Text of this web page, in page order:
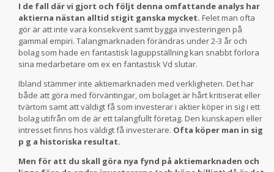
I de fall där vi gjort och följt denna omfattande analys har
aktierna nästan alltid stigit ganska mycket. Felet man ofta
gör är att inte vara konsekvent samt bygga investeringen på
gammal empiri. Talangmarknaden förändras under 2-3 år och
bolag som hade en fantastisk laguppställning kan snabbt förlora
sina medarbetare om ex en fantastisk Vd slutar.
Ibland stämmer inte aktiemarknaden med verkligheten. Det har
både att göra med förväntingar, om bolaget är hårt kritiserat eller
tvärtom samt att väldigt få som investerar i aktier köper in sig i ett
bolag utifrån om de är ett talangfullt företag. Den kunskapen eller
intresset finns hos väldigt få investerare. Ofta köper man in sig
p g a historiska resultat.
Men för att du skall göra nya fynd på aktiemarknaden och